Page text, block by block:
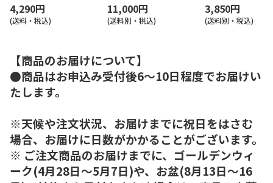
4,290円
(送料・税込)
11,000円
(送料別・税込)
3,850円
(送料別・税込)
【商品のお届けについて】
●商品はお申込み受付後6～10日程度でお届けい
たします。
※天候や注文状況、お届けまでに祝日をはさむ
場合、お届けに日数がかかることがございます。
※ ご注文商品のお届けまでに、ゴールデンウィ
ーク(4月28日～5月7日)や、お盆(8月13日～16